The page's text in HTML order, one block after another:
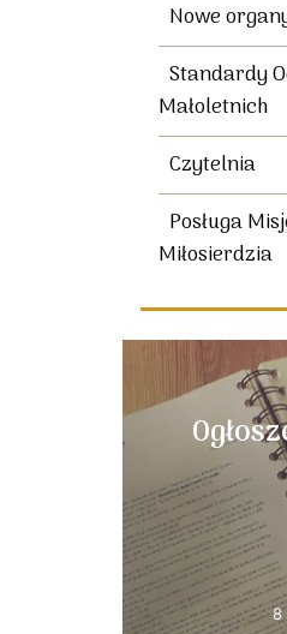
Nowe
Standardy
Małoletnich
Czytelnia
Posługa
Miłosierdzia
8